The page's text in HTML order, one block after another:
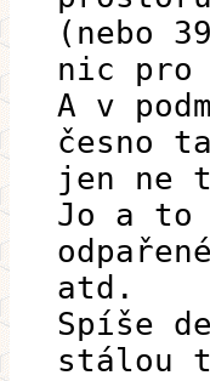
(nebo
nic pro
A v
česno
jen ne
Jo a to
atd.
Spíše
stálou